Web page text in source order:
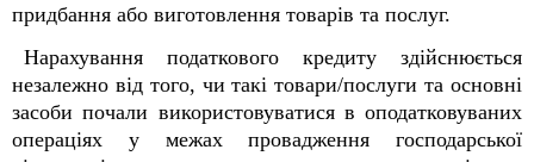
придбання або виготовлення товарів та послуг.
Нарахування податкового кредиту здійснюється
незалежно від того, чи такі товари/послуги та основні
засоби почали використовуватися в оподатковуваних
операціях у межах провадження господарської